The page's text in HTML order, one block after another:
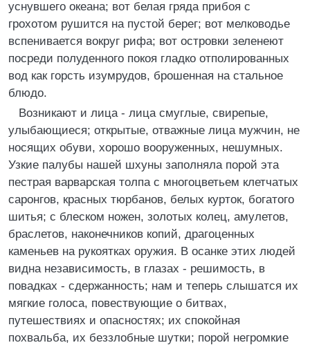
уснувшего океана; вот белая гряда прибоя с
грохотом рушится на пустой берег; вот мелководье
вспенивается вокруг рифа; вот островки зеленеют
посреди полуденного покоя гладко отполированных
вод как горсть изумрудов, брошенная на стальное
блюдо.
Возникают и лица - лица смуглые, свирепые,
улыбающиеся; открытые, отважные лица мужчин, не
носящих обуви, хорошо вооруженных, нешумных.
Узкие палубы нашей шхуны заполняла порой эта
пестрая варварская толпа с многоцветьем клетчатых
саронгов, красных тюрбанов, белых курток, богатого
шитья; с блеском ножен, золотых колец, амулетов,
браслетов, наконечников копий, драгоценных
каменьев на рукоятках оружия. В осанке этих людей
видна независимость, в глазах - решимость, в
повадках - сдержанность; нам и теперь слышатся их
мягкие голоса, повествующие о битвах,
путешествиях и опасностях; их спокойная
похвальба, их беззлобные шутки; порой негромкие